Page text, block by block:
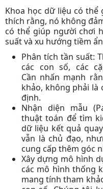
Khoa học dữ liệu có
thích rằng, nó không
có thể giúp người chơi
suất và xu hướng tiềm
Phân tích tần suất:
các con số, các
Cần nhấn mạnh
khảo, không phải là
định.
Nhận diện mẫu
thuật toán để tìm
dữ liệu kết quả
vẫn là chủ đạo,
cung cấp thêm góc
Xây dựng mô hình
các mô hình thống
mang tính tham